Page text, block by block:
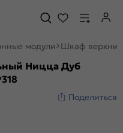
модули Шкаф
Ницца Дуб
Поделиться